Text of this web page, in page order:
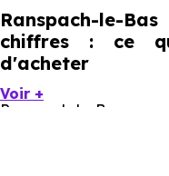
Ranspach-le-
chiffres : ce
d'acheter
Ranspach-le-Bas
Voir +